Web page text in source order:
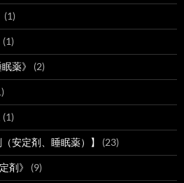
(1)
(1)
薬》 (2)
(1)
安定剤、睡眠薬）】 (23)
剤》 (9)